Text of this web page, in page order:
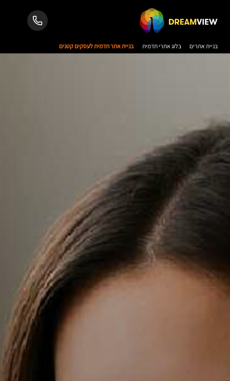
בניית אתרים בלוג אתרי תדמית בניית אתר תדמית לעסקים קטנים